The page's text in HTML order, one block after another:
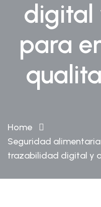
digital
para
Home
Seguridad
trazabilidad digital y